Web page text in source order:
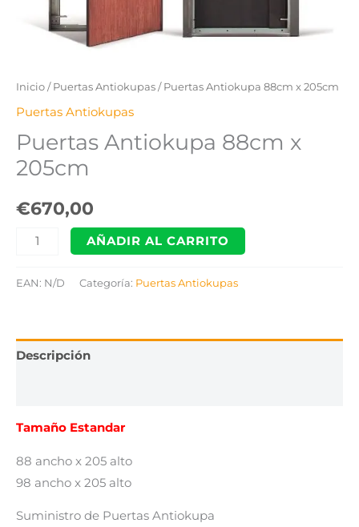
Inicio/Puertas Antiokupas/ Puertas Antiokupa 88cm x 205cm
Puertas Antiokupas
Puertas Antiokupa 88cm x
205cm
€670,00
AÑADIR AL CARRITO
EAN: N/D Categoría: Puertas Antiokupas
Descripción
Tamaño Estandar
88 ancho x 205 alto
98 ancho x 205 alto
Suministro de Puertas Antiokupa